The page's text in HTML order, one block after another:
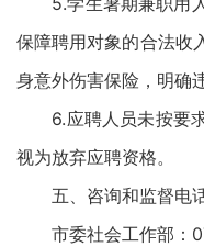
保障聘用对象的合法收
身意外伤害保险，明确
6.应聘人员未按要求
视为放弃应聘资格。
五、咨询和监督电
市委社会工作部：